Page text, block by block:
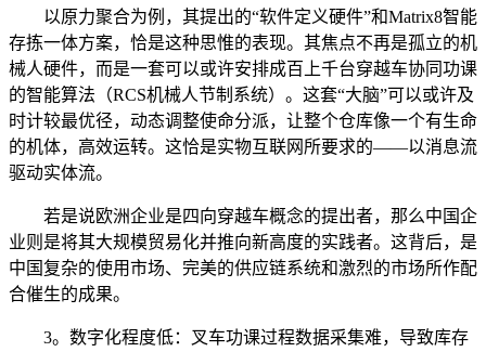
以原力聚合为例，其提出的“软件定义硬件”和Matrix8智能
存拣一体方案，恰是这种思惟的表现。其焦点不再是孤立的机
械人硬件，而是一套可以或许安排成百上千台穿越车协同功课
的智能算法（RCS机械人节制系统）。这套“大脑”可以或许及
时计较最优径，动态调整使命分派，让整个仓库像一个有生命
的机体，高效运转。这恰是实物互联网所要求的——以消息流
驱动实体流。
若是说欧洲企业是四向穿越车概念的提出者，那么中国企
业则是将其大规模贸易化并推向新高度的实践者。这背后，是
中国复杂的使用市场、完美的供应链系统和激烈的市场所作配
合催生的成果。
3。数字化程度低：叉车功课过程数据采集难，导致库存